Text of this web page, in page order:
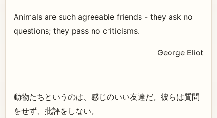
Animals are such agreeable friends - they ask no
questions; they pass no criticisms.
George Eliot
動物たちというのは、感じのいい友達だ。彼らは質問
をせず、批評をしない。